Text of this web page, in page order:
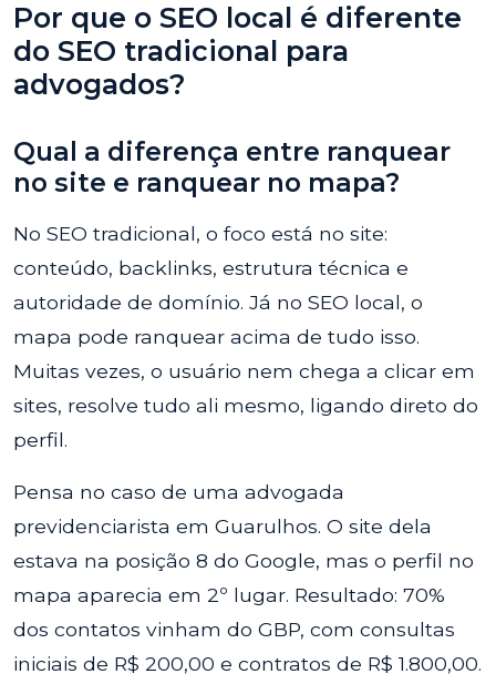
Por que o SEO local é diferente
do SEO tradicional para
advogados?
Qual a diferença entre ranquear
no site e ranquear no mapa?
No SEO tradicional, o foco está no site:
conteúdo, backlinks, estrutura técnica e
autoridade de domínio. Já no SEO local, o
mapa pode ranquear acima de tudo isso.
Muitas vezes, o usuário nem chega a clicar em
sites, resolve tudo ali mesmo, ligando direto do
perfil.
Pensa no caso de uma advogada
previdenciarista em Guarulhos. O site dela
estava na posição 8 do Google, mas o perfil no
mapa aparecia em 2º lugar. Resultado: 70%
dos contatos vinham do GBP, com consultas
iniciais de R$ 200,00 e contratos de R$ 1.800,00.